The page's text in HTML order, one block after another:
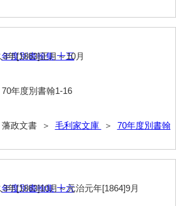
年度別書翰集 十五
70年度別書翰1-16
藩政文書 ＞ 毛利家文庫 ＞ 70年度別書翰
3年[1863]正月～10月
年度別書翰集 十六
3年[1863]10月～元治元年[1864]9月